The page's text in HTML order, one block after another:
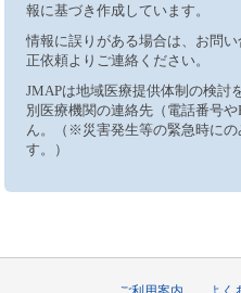
報に基づき作成しています。
情報に誤りがある場合は、お問
正依頼よりご連絡ください。
JMAPは地域医療提供体制の検討
別医療機関の連絡先（電話番号
ん。（※災害発生等の緊急時にの
す。）